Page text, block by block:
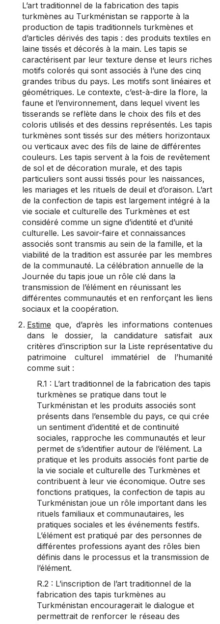
L’art traditionnel de la fabrication des tapis
turkmènes au Turkménistan se rapporte à la
production de tapis traditionnels turkmènes et
d’articles dérivés des tapis : des produits textiles en
laine tissés et décorés à la main. Les tapis se
caractérisent par leur texture dense et leurs riches
motifs colorés qui sont associés à l’une des cinq
grandes tribus du pays. Les motifs sont linéaires et
géométriques. Le contexte, c’est-à-dire la flore, la
faune et l’environnement, dans lequel vivent les
tisserands se reflète dans le choix des fils et des
coloris utilisés et des dessins représentés. Les tapis
turkmènes sont tissés sur des métiers horizontaux
ou verticaux avec des fils de laine de différentes
couleurs. Les tapis servent à la fois de revêtement
de sol et de décoration murale, et des tapis
particuliers sont aussi tissés pour les naissances,
les mariages et les rituels de deuil et d’oraison. L’art
de la confection de tapis est largement intégré à la
vie sociale et culturelle des Turkmènes et est
considéré comme un signe d’identité et d’unité
culturelle. Les savoir-faire et connaissances
associés sont transmis au sein de la famille, et la
viabilité de la tradition est assurée par les membres
de la communauté. La célébration annuelle de la
Journée du tapis joue un rôle clé dans la
transmission de l’élément en réunissant les
différentes communautés et en renforçant les liens
sociaux et la coopération.
Estime que, d’après les informations contenues
dans le dossier, la candidature satisfait aux
critères d’inscription sur la Liste représentative du
patrimoine culturel immatériel de l’humanité
comme suit :
R.1 : L’art traditionnel de la fabrication des tapis
turkmènes se pratique dans tout le
Turkménistan et les produits associés sont
présents dans l’ensemble du pays, ce qui crée
un sentiment d’identité et de continuité
sociales, rapproche les communautés et leur
permet de s’identifier autour de l’élément. La
pratique et les produits associés font partie de
la vie sociale et culturelle des Turkmènes et
contribuent à leur vie économique. Outre ses
fonctions pratiques, la confection de tapis au
Turkménistan joue un rôle important dans les
rituels familiaux et communautaires, les
pratiques sociales et les événements festifs.
L’élément est pratiqué par des personnes de
différentes professions ayant des rôles bien
définis dans le processus et la transmission de
l’élément.
R.2 : L’inscription de l’art traditionnel de la
fabrication des tapis turkmènes au
Turkménistan encouragerait le dialogue et
permettrait de renforcer le réseau des